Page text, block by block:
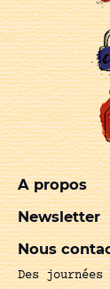
A propos
Newsletter
Nous
Des